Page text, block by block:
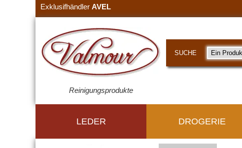
Exklusifhändler AVEL
Reinigungsprodukte
SUCHE
LEDER DROGERIE